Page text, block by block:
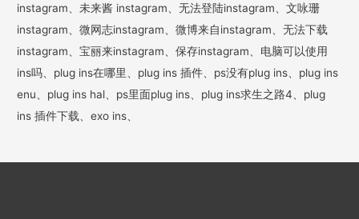
instagram、未来酱 instagram、无法登陆instagram、文咏珊
instagram、微网志instagram、微博来自instagram、无法下载
instagram、宝丽来instagram、保存instagram、电脑可以使用
ins吗、plug ins在哪里、plug ins 插件、ps没有plug ins、plug ins
enu、plug ins hal、ps里面plug ins、plug ins求生之路4、plug
ins 插件下载、exo ins、